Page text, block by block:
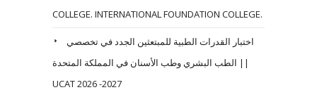
COLLEGE. INTERNATIONAL FOUNDATION COLLEGE.
اختبار القدرات الطبية للمبتعثين الجدد في تخصصي
الطب البشري وطب الأسنان في المملكة المتحدة ||
UCAT 2026 -2027